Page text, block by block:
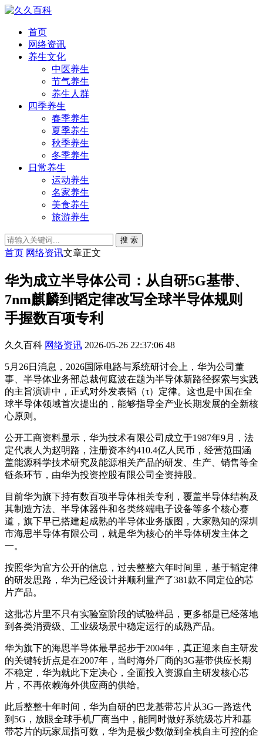
首页
网络资讯
养生文化
中医养生
节气养生
养生人群
四季养生
春季养生
夏季养生
秋季养生
冬季养生
日常养生
运动养生
名家养生
美食养生
旅游养生
搜 索
首页 网络资讯文章正文
华为成立半导体公司：从自研5G基带、
7nm麒麟到韬定律改写全球半导体规则
手握数百项专利
久久百科 网络资讯 2026-05-26 22:37:06 48
5月26日消息，2026国际电路与系统研讨会上，华为公司董
事、半导体业务部总裁何庭波在题为半导体新路径探索与实践
的主旨演讲中，正式对外发表韬（τ）定律。这也是中国在全
球半导体领域首次提出的，能够指导全产业长期发展的全新核
心原则。
公开工商资料显示，华为技术有限公司成立于1987年9月，法
定代表人为赵明路，注册资本约410.4亿人民币，经营范围涵
盖能源科学技术研究及能源相关产品的研发、生产、销售等全
链条环节，由华为投资控股有限公司全资持股。
目前华为旗下持有数百项半导体相关专利，覆盖半导体结构及
其制造方法、半导体器件和各类终端电子设备等多个核心赛
道，旗下早已搭建起成熟的半导体业务版图，大家熟知的深圳
市海思半导体有限公司，就是华为核心的半导体研发主体之
一。
按照华为官方公开的信息，过去整整六年时间里，基于韬定律
的研发思路，华为已经设计并顺利量产了381款不同定位的芯
片产品。
这批芯片里不只有实验室阶段的试验样品，更多都是已经落地
到各类消费级、工业级场景中稳定运行的成熟产品。
华为旗下的海思半导体最早起步于2004年，真正迎来自主研发
的关键转折点是在2007年，当时海外厂商的3G基带供应长期
不稳定，华为就此下定决心，全面投入资源自主研发核心芯
片，不再依赖海外供应商的供给。
此后整整十年时间，华为自研的巴龙基带芯片从3G一路迭代
到5G，放眼全球手机厂商当中，能同时做好系统级芯片和基
带芯片的玩家屈指可数，华为是极少数做到全栈自主可控的企